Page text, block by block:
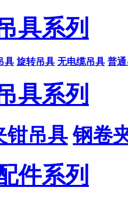
具系列
具 旋转吊具 无电缆吊具 普
具系列
钳吊具 钢卷
件系列